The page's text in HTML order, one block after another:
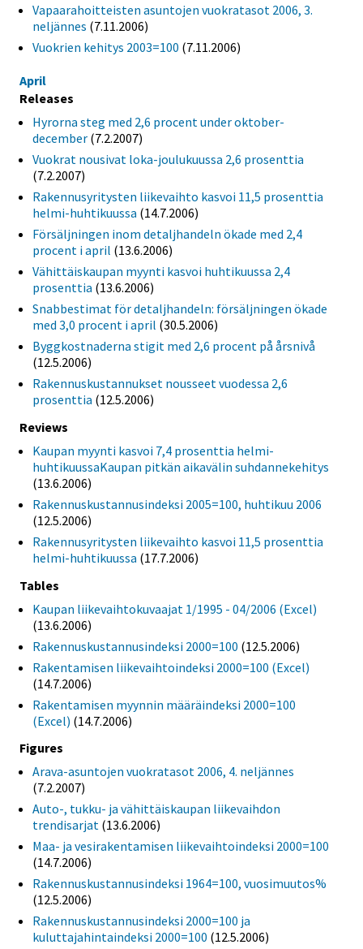
Vapaarahoitteisten asuntojen vuokratasot 2006, 3.
neljännes (7.11.2006)
Vuokrien kehitys 2003=100 (7.11.2006)
April
Releases
Hyrorna steg med 2,6 procent under oktober-
december (7.2.2007)
Vuokrat nousivat loka-joulukuussa 2,6 prosenttia
(7.2.2007)
Rakennusyritysten liikevaihto kasvoi 11,5 prosenttia
helmi-huhtikuussa (14.7.2006)
Försäljningen inom detaljhandeln ökade med 2,4
procent i april (13.6.2006)
Vähittäiskaupan myynti kasvoi huhtikuussa 2,4
prosenttia (13.6.2006)
Snabbestimat för detaljhandeln: försäljningen ökade
med 3,0 procent i april (30.5.2006)
Byggkostnaderna stigit med 2,6 procent på årsnivå
(12.5.2006)
Rakennuskustannukset nousseet vuodessa 2,6
prosenttia (12.5.2006)
Reviews
Kaupan myynti kasvoi 7,4 prosenttia helmi-
huhtikuussaKaupan pitkän aikavälin suhdannekehitys
(13.6.2006)
Rakennuskustannusindeksi 2005=100, huhtikuu 2006
(12.5.2006)
Rakennusyritysten liikevaihto kasvoi 11,5 prosenttia
helmi-huhtikuussa (17.7.2006)
Tables
Kaupan liikevaihtokuvaajat 1/1995 - 04/2006 (Excel)
(13.6.2006)
Rakennuskustannusindeksi 2000=100 (12.5.2006)
Rakentamisen liikevaihtoindeksi 2000=100 (Excel)
(14.7.2006)
Rakentamisen myynnin määräindeksi 2000=100
(Excel) (14.7.2006)
Figures
Arava-asuntojen vuokratasot 2006, 4. neljännes
(7.2.2007)
Auto-, tukku- ja vähittäiskaupan liikevaihdon
trendisarjat (13.6.2006)
Maa- ja vesirakentamisen liikevaihtoindeksi 2000=100
(14.7.2006)
Rakennuskustannusindeksi 1964=100, vuosimuutos%
(12.5.2006)
Rakennuskustannusindeksi 2000=100 ja
kuluttajahintaindeksi 2000=100 (12.5.2006)